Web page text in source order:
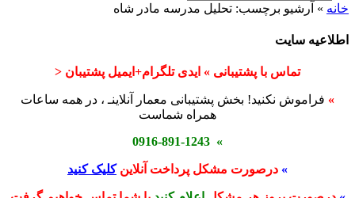
خانه » آرشیو برچسب: تحلیل مدرسه مادر شاه
اطلاعیه سایت
تماس با پشتیبانی » ایدی تلگرام+ایمیل پشتیبان <
» فراموش نکنید! بخش پشتیبانی معمار آنلاینـ ، در همه ساعات
همراه شماست
» 0916-891-1243
» درصورت مشکل پرداخت آنلاینکلیک کنید